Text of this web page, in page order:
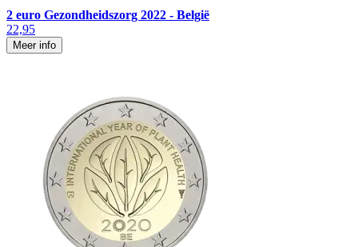
2 euro Gezondheidszorg 2022 - België
22,95
Meer info